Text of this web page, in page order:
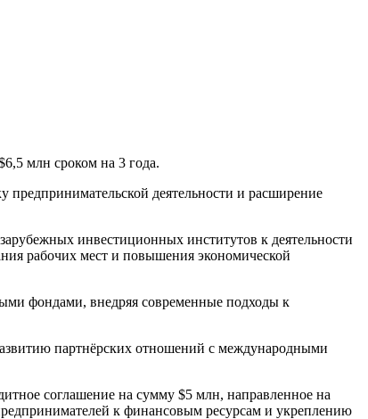
млн сроком на 3 года.
предпринимательской деятельности и расширение
инвестиционных институтов к деятельности
рабочих мест и повышения экономической
фондами, внедряя современные подходы к
партнёрских отношений с международными
соглашение на сумму $5 млн, направленное на
к финансовым ресурсам и укреплению